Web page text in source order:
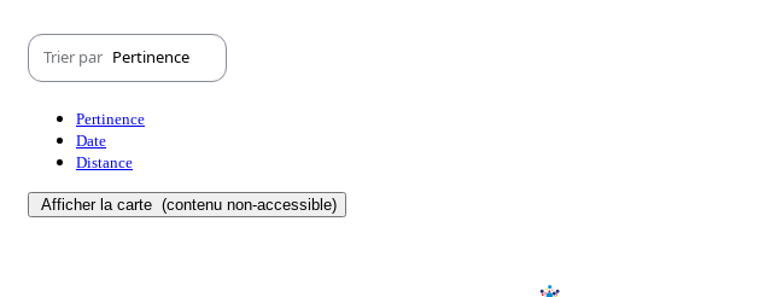
Trier par Pertinence
Pertinence
Date
Distance
Afficher la carte (contenu non-accessible)